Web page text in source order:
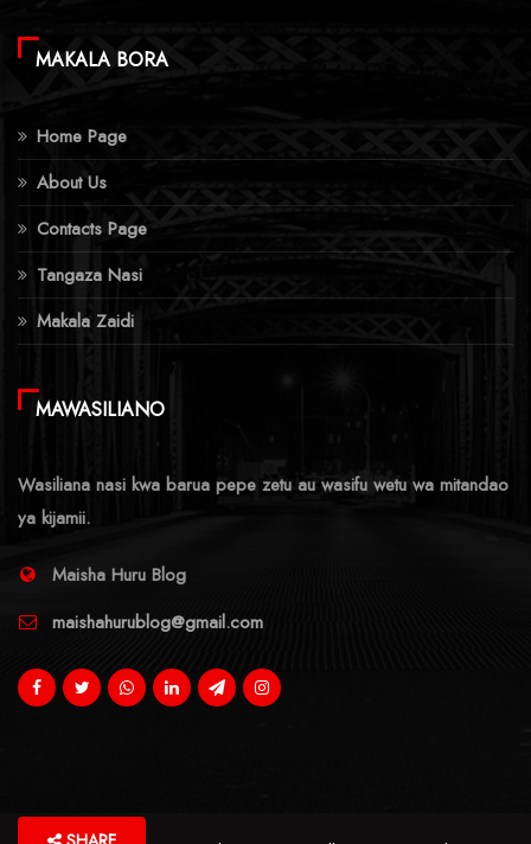
MAKALA BORA
Home Page
About Us
Contacts Page
Tangaza Nasi
Makala Zaidi
MAWASILIANO
Wasiliana nasi kwa barua pepe zetu au wasifu wetu wa mitandao
ya kijamii.
Maisha Huru Blog
maishahurublog@gmail.com